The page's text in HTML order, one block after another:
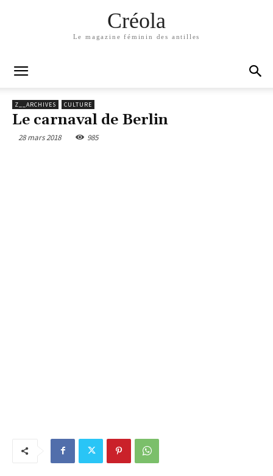
Créola
Le magazine féminin des antilles
Z__ARCHIVES CULTURE
Le carnaval de Berlin
28 mars 2018 985